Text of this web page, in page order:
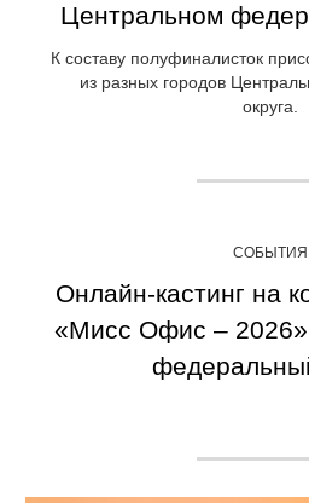
Центральном
К составу полуфиналисток
из разных городов
округа.
СОБЫТИЯ
Онлайн-кастинг на
«Мисс Офис –